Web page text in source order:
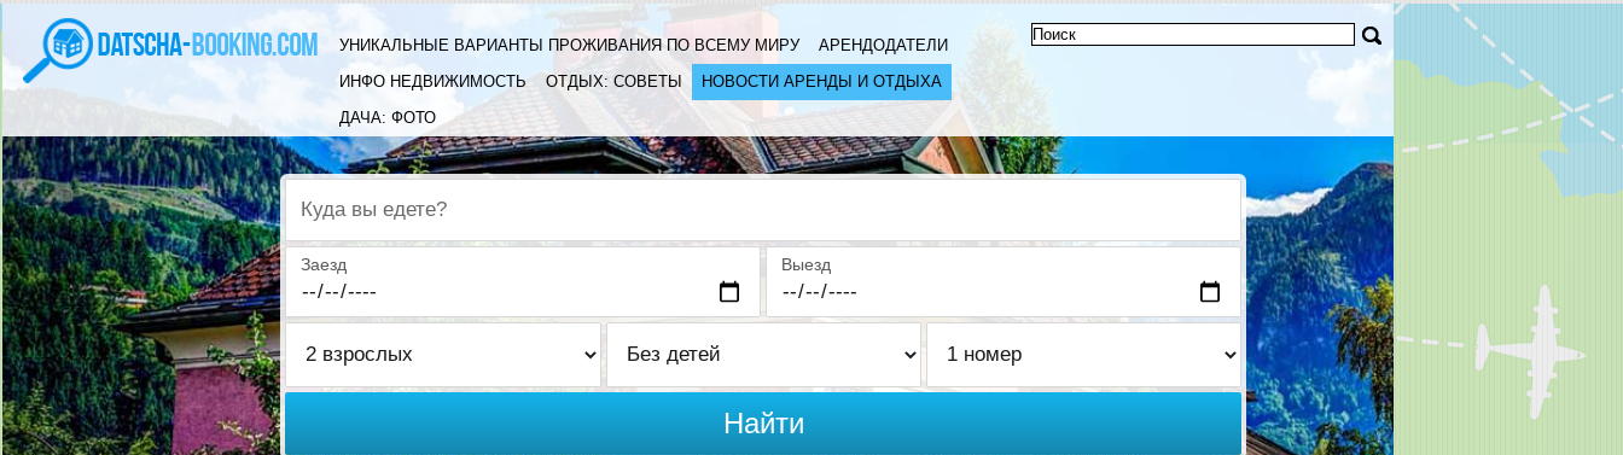
УНИКАЛЬНЫЕ ВАРИАНТЫ ПРОЖИВАНИЯ ПО ВСЕМУ МИРУ
АРЕНДОДАТЕЛИ
ИНФО НЕДВИЖИМОСТЬ
ОТДЫХ: СОВЕТЫ
НОВОСТИ АРЕНДЫ И ОТДЫХА
ДАЧА: ФОТО
Куда вы едете?
Заезд Выезд
Найти